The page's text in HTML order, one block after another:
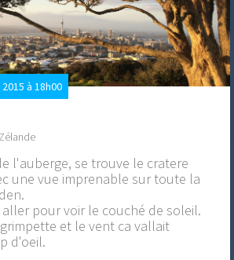
à 18h00
l'auberge, se trouve le cratere
une vue imprenable sur toute la
pour voir le couché de soleil.
et le vent ca vallait
d'oeil.